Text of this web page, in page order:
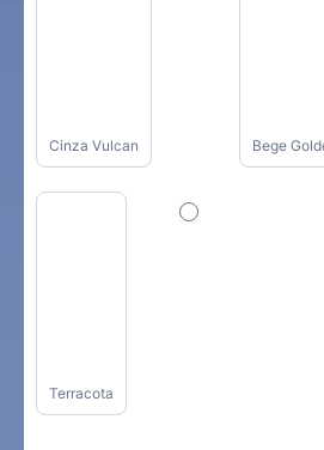
Cinza Vulcan Bege
Terracota